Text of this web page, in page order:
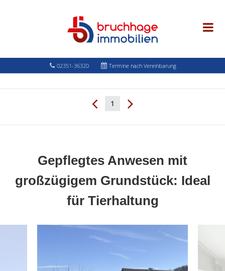
02351-36320 Termine nach Vereinbarung
1
Gepflegtes Anwesen mit
großzügigem Grundstück: Ideal
für Tierhaltung